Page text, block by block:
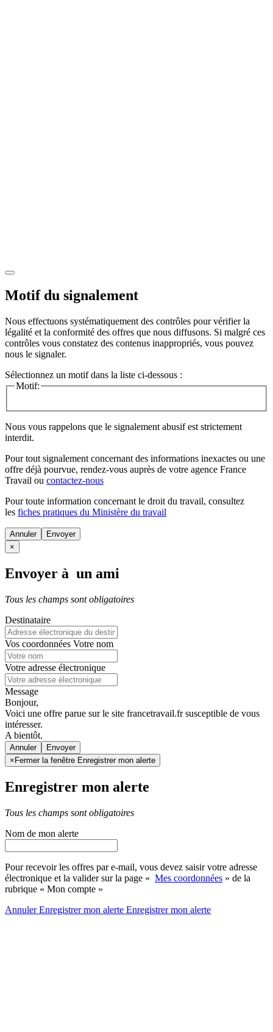
Motif du signalement
Nous effectuons systématiquement des contrôles pour vérifier la
légalité et la conformité des offres que nous diffusons. Si malgré ces
contrôles vous constatez des contenus inappropriés, vous pouvez
nous le signaler.
Sélectionnez un motif dans la liste ci-dessous :
Motif:
Nous vous rappelons que le signalement abusif est strictement
interdit.
Pour tout signalement concernant des informations inexactes ou une
offre déjà pourvue, rendez-vous auprès de votre agence France
Travail ou contactez-nous
Pour toute information concernant le droit du travail, consultez
les fiches pratiques du Ministère du travail
Annuler
×
Envoyer à un ami
Tous les champs sont obligatoires
Destinataire
Vos coordonnées Votre nom
Votre adresse électronique
Message
Bonjour,
Voici une offre parue sur le site francetravail.fr susceptible de vous
intéresser.
A bientôt.
Annuler
× Fermer la fenêtre Enregistrer mon alerte
Enregistrer mon alerte
Tous les champs sont obligatoires
Nom de mon alerte
Pour recevoir les offres par e-mail, vous devez saisir votre adresse
électronique et la valider sur la page « Mes coordonnées » de la
rubrique « Mon compte »
AnnulerEnregistrer mon alerte Enregistrermon alerte